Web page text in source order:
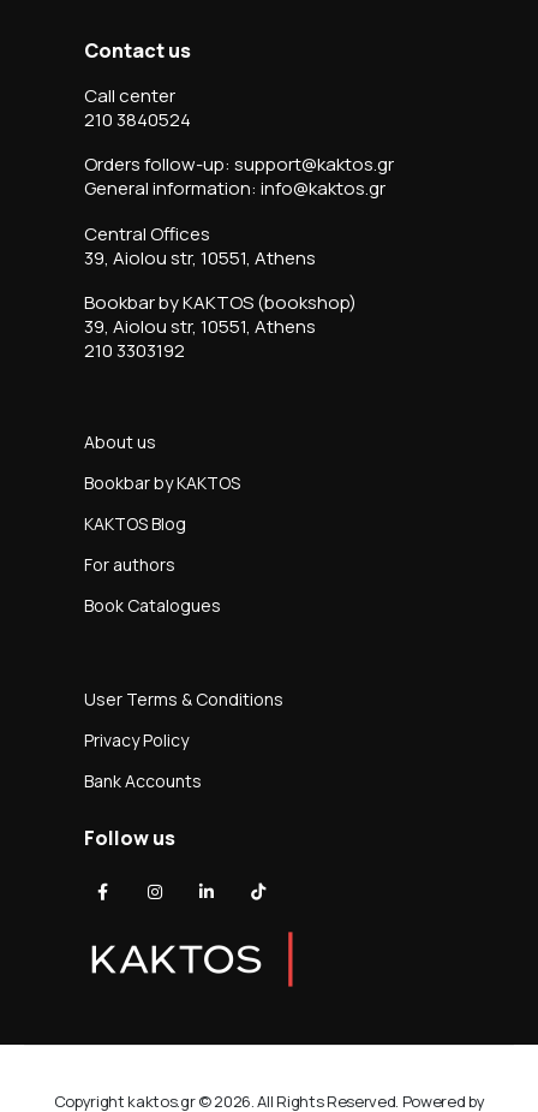
Contact us
Call center
210 3840524
Orders follow-up: support@kaktos.gr
General information: info@kaktos.gr
Central Offices
39, Aiolou str, 10551, Athens
Bookbar by KAKTOS (bookshop)
39, Aiolou str, 10551, Athens
210 3303192
About us
Bookbar by KAKTOS
KAKTOS Blog
For authors
Book Catalogues
User Terms & Conditions
Privacy Policy
Bank Accounts
Follow us
Copyright kaktos.gr © 2026. All Rights Reserved. Powered by